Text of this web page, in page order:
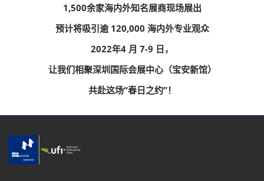
1,500余家海内外知名展商现场展出
预计将吸引逾 120,000 海内外专业观众
2022年4 月 7-9 日，
让我们相聚深圳国际会展中心（宝安新馆）
共赴这场“春日之约”！